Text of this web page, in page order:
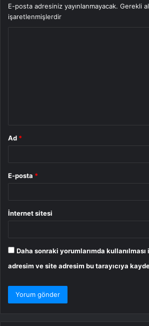
E-posta adresiniz yayınlanmayacak. Gerekli
işaretlenmişlerdir
Ad *
E-posta *
İnternet sitesi
Daha sonraki yorumlarımda kullanılması
adresim ve site adresim bu tarayıcıya